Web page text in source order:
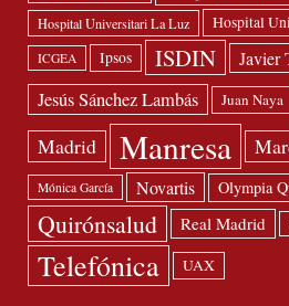
Hospital Universitari La Luz Hospital
ICGEA Ipsos ISDIN Javier
Jesús Sánchez Lambás Juan Naya
Madrid Manresa
Mónica García Novartis Olympia
Quirónsalud Real Madrid
Telefónica UAX